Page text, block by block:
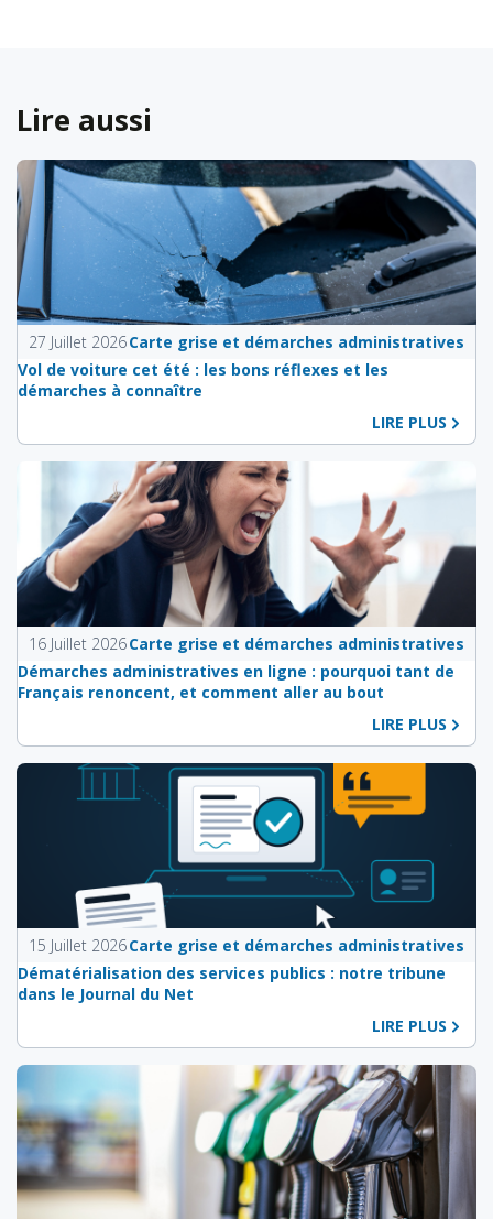
Lire aussi
27 Juillet 2026Carte grise et démarches administratives
Vol de voiture cet été : les bons réflexes et les
démarches à connaître
LIRE PLUS
16 Juillet 2026Carte grise et démarches administratives
Démarches administratives en ligne : pourquoi tant de
Français renoncent, et comment aller au bout
LIRE PLUS
15 Juillet 2026Carte grise et démarches administratives
Dématérialisation des services publics : notre tribune
dans le Journal du Net
LIRE PLUS